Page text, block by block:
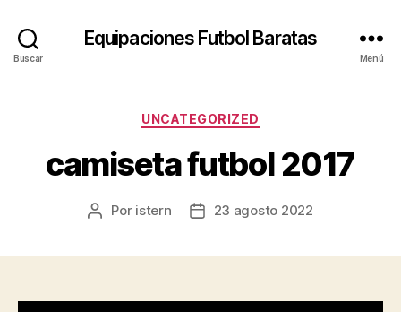
Buscar
Equipaciones Futbol Baratas
Menú
Categorías
UNCATEGORIZED
camiseta futbol 2017
Autor
Por istern
Fecha23 agosto 2022